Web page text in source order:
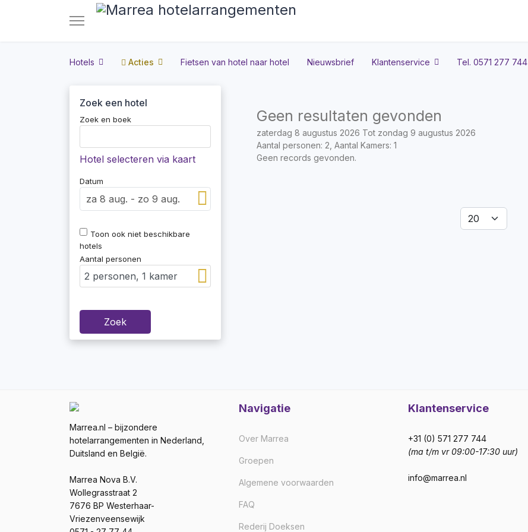
Hotels Acties Fietsen van hotel naar hotel Nieuwsbrief Klantenservice Tel. 0571 277 744
Zoek een hotel
Zoek en boek
Hotel selecteren via kaart
Datum
Toon ook niet beschikbare
hotels
Aantal personen
Zoek
Geen resultaten gevonden
zaterdag 8 augustus 2026 Tot zondag 9 augustus 2026
Aantal personen: 2, Aantal Kamers: 1
Geen records gevonden.
Marrea.nl – bijzondere
hotelarrangementen in Nederland,
Duitsland en België.
Marrea Nova B.V.
Wollegrasstraat 2
7676 BP Westerhaar-
Vriezenveensewijk
Navigatie
Over Marrea
Groepen
Algemene voorwaarden
FAQ
Rederij Doeksen
Klantenservice
+31 (0) 571 277 744
(ma t/m vr 09:00-17:30 uur)
info@marrea.nl